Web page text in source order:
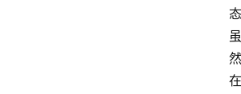
态
虽
然
在